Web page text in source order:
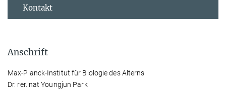
Kontakt
Anschrift
Max-Planck-Institut für Biologie des Alterns
Dr. rer. nat Youngjun Park